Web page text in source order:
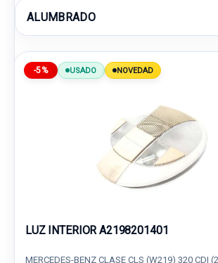
ALUMBRADO
-5% USADO NOVEDAD
LUZ INTERIOR A2198201401
MERCEDES-BENZ CLASE CLS (W219) 320 CDI